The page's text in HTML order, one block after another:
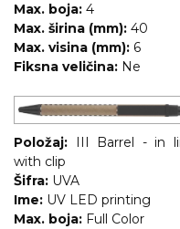
Max. boja: 4
Max. širina (mm): 40
Max. visina (mm): 6
Fiksna veličina: Ne
Položaj:
III Barrel - in
with clip
Šifra: UVA
Ime: UV LED printing
Max. boja: Full Color